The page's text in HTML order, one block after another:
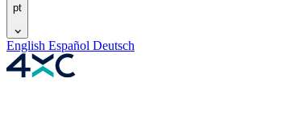
pt
English Español Deutsch